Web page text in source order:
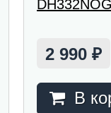
2 990₽
В